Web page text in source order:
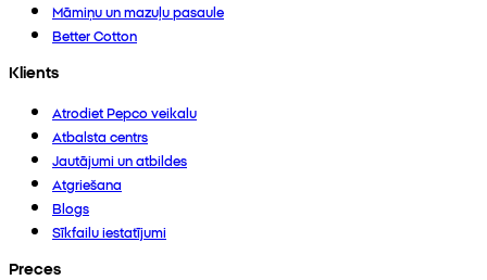
Māmiņu un mazuļu pasaule
Better Cotton
Klients
Atrodiet Pepco veikalu
Atbalsta centrs
Jautājumi un atbildes
Atgriešana
Blogs
Sīkfailu iestatījumi
Preces